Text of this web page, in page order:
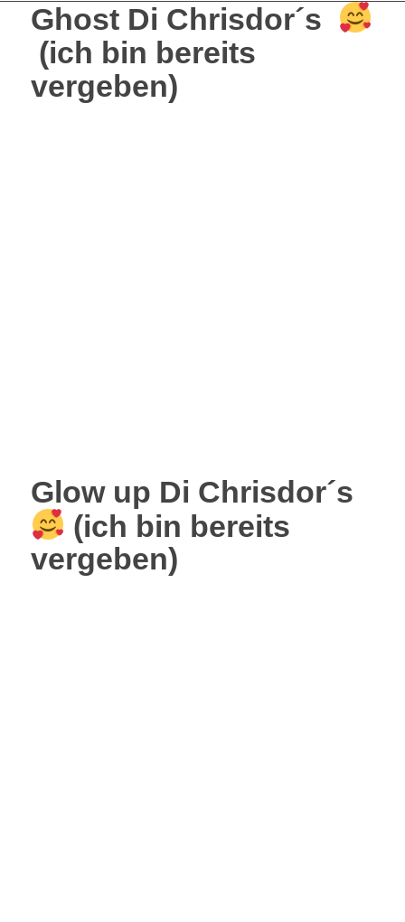
Ghost Di Chrisdor´s
(ich bin bereits
vergeben)
Glow up Di Chrisdor´s
(ich bin bereits
vergeben)